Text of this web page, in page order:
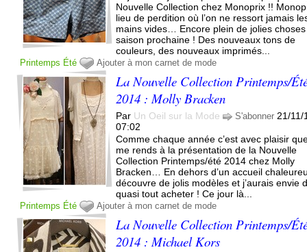
Nouvelle Collection chez Monoprix !!
lieu de perdition où l’on ne ressort jamais
mains vides… Encore plein de jolies
saison prochaine ! Des nouveaux tons de
couleurs, des nouveaux imprimés...
Printemps Été Ajouter à mon carnet de mode
La Nouvelle Collection Printemps/
2014 : Molly Bracken
Par Un Oeil sur la Mode S'abonner 21/11/
07:02
Comme chaque année c’est avec plaisir
me rends à la présentation de la Nouvelle
Collection Printemps/été 2014 chez Molly
Bracken… En dehors d’un accueil
découvre de jolis modèles et j’aurais envie
quasi tout acheter ! Ce jour là...
Printemps Été Ajouter à mon carnet de mode
La Nouvelle Collection Printemps/
2014 : Michael Kors